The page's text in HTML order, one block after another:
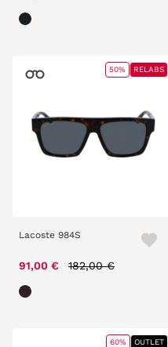
Lacoste 984S
91,00 € Price reduced from
182,00 €
50% RELABS
60% OUTLET